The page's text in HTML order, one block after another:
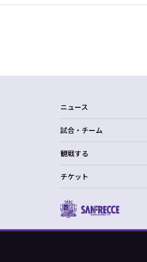
ニュース
試合・チーム
観戦する
チケット